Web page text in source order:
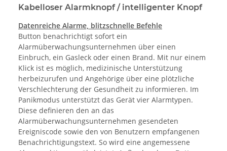
Kabelloser Alarmknopf / intelligenter Knopf
Datenreiche Alarme, blitzschnelle Befehle
Button benachrichtigt sofort ein
Alarmüberwachungsunternehmen über einen
Einbruch, ein Gasleck oder einen Brand. Mit nur einem
Klick ist es möglich, medizinische Unterstützung
herbeizurufen und Angehörige über eine plötzliche
Verschlechterung der Gesundheit zu informieren. Im
Panikmodus unterstützt das Gerät vier Alarmtypen.
Diese definieren den an das
Alarmüberwachungsunternehmen gesendeten
Ereigniscode sowie den von Benutzern empfangenen
Benachrichtigungstext. So wird eine angemessene